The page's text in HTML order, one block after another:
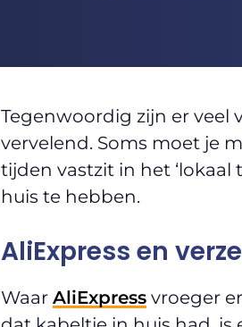
Tegenwoordig zijn er veel
vervelend. Soms moet je
tijden vastzit in het
huis te hebben.
AliExpress en
WaarAliExpress vroeger